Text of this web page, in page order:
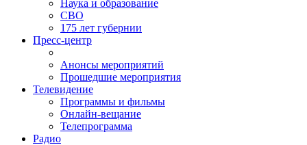
Наука и образование
СВО
175 лет губернии
Пресс-центр
Анонсы мероприятий
Прошедшие мероприятия
Телевидение
Программы и фильмы
Онлайн-вещание
Телепрограмма
Радио